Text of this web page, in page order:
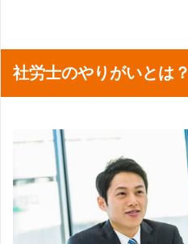
社労士のやりがいとは？